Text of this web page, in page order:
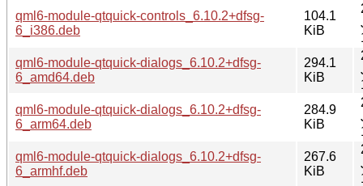
qml6-module-qtquick-controls_6.10.2+dfsg-
6_i386.deb
104.1
KiB
qml6-module-qtquick-dialogs_6.10.2+dfsg-
6_amd64.deb
294.1
KiB
qml6-module-qtquick-dialogs_6.10.2+dfsg-
6_arm64.deb
284.9
KiB
qml6-module-qtquick-dialogs_6.10.2+dfsg-
6_armhf.deb
267.6
KiB